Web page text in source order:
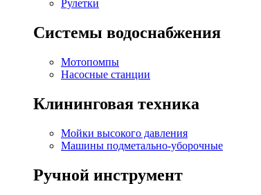
Рулетки
Системы водоснабжения
Мотопомпы
Насосные станции
Клининговая техника
Мойки высокого давления
Машины подметально-уборочные
Ручной инструмент